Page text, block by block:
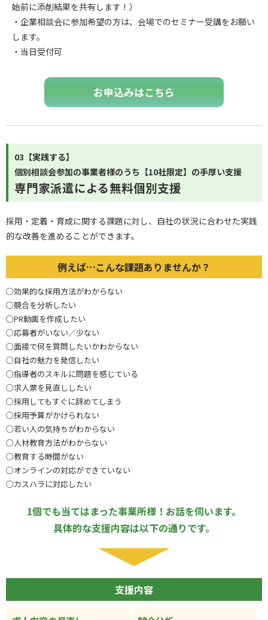
始前に添削結果を共有します！）
・企業相談会に参加希望の方は、会場でのセミナー受講をお願い
します。
・当日受付可
お申込みはこちら
03【実践する】
個別相談会参加の事業者様のうち【10社限定】の手厚い支援
専門家派遣による無料個別支援
採用・定着・育成に関する課題に対し、自社の状況に合わせた実践
的な改善を進めることができます。
例えば…こんな課題ありませんか？
○効果的な採用方法がわからない
○競合を分析したい
○PR動画を作成したい
○応募者がいない／少ない
○面接で何を質問したいかわからない
○自社の魅力を発信したい
○指導者のスキルに問題を感じている
○求人票を見直ししたい
○採用してもすぐに辞めてしまう
○採用予算がかけられない
○若い人の気持ちがわからない
○人材教育方法がわからない
○教育する時間がない
○オンラインの対応ができていない
○カスハラに対応したい
1個でも当てはまった事業所様！お話を伺います。
具体的な支援内容は以下の通りです。
支援内容